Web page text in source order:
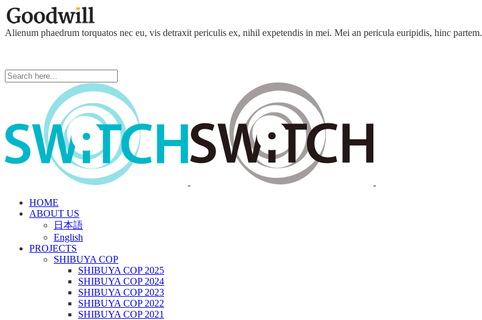
Alienum phaedrum torquatos nec eu, vis detraxit periculis ex, nihil expetendis in mei. Mei an pericula euripidis, hinc partem.
HOME
ABOUT US
日本語
English
PROJECTS
SHIBUYA COP
SHIBUYA COP 2025
SHIBUYA COP 2024
SHIBUYA COP 2023
SHIBUYA COP 2022
SHIBUYA COP 2021